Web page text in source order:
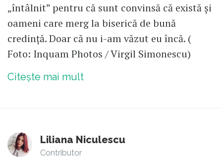
„întâlnit” pentru că sunt convinsă că există și
oameni care merg la biserică de bună
credință. Doar că nu i-am văzut eu încă. (
Foto: Inquam Photos / Virgil Simonescu)
Citește mai mult
Liliana Niculescu
Contributor